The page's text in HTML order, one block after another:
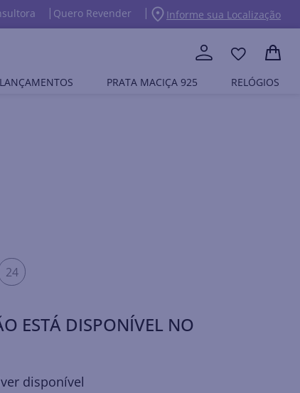
Quero Revender Informe sua Localização
LANÇAMENTOS PRATA MACIÇA 925 RELÓGIOS
24
ESTÁ DISPONÍVEL NO
disponível